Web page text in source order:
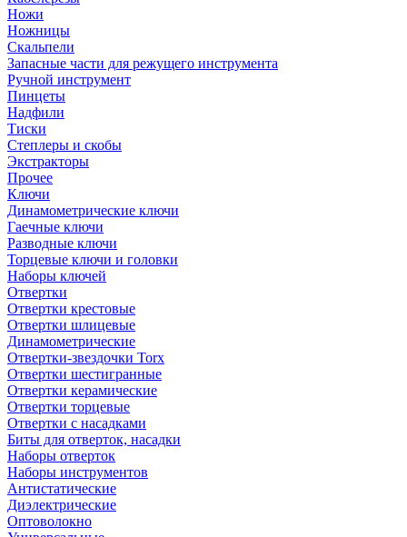
Ножи
Ножницы
Скальпели
Запасные части для режущего инструмента
Ручной инструмент
Пинцеты
Надфили
Тиски
Степлеры и скобы
Экстракторы
Прочее
Ключи
Динамометрические ключи
Гаечные ключи
Разводные ключи
Торцевые ключи и головки
Наборы ключей
Отвертки
Отвертки крестовые
Отвертки шлицевые
Динамометрические
Отвертки-звездочки Torx
Отвертки шестигранные
Отвертки керамические
Отвертки торцевые
Отвертки с насадками
Биты для отверток, насадки
Наборы отверток
Наборы инструментов
Антистатические
Диэлектрические
Оптоволокно